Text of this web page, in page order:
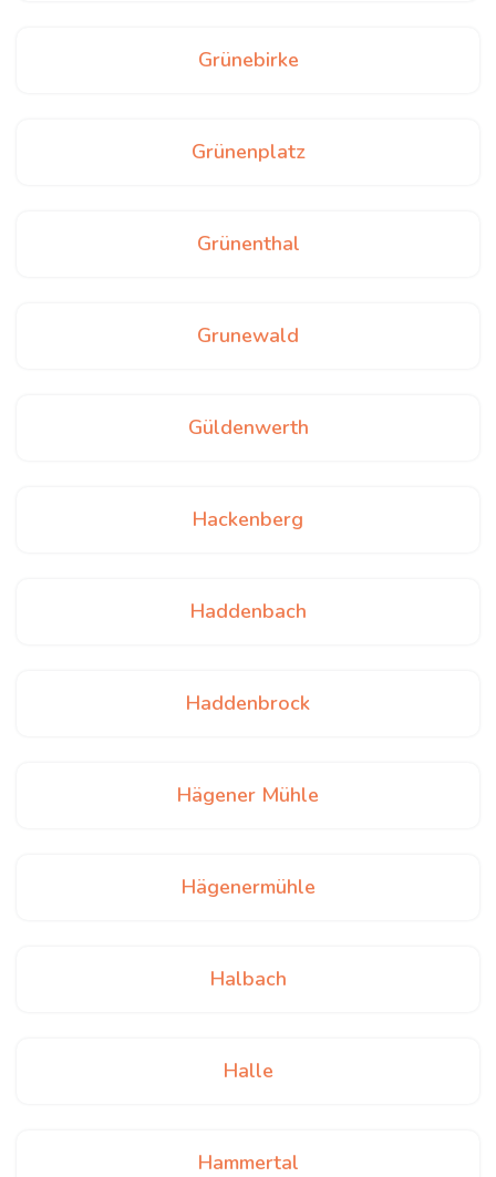
Grünebirke
Grünenplatz
Grünenthal
Grunewald
Güldenwerth
Hackenberg
Haddenbach
Haddenbrock
Hägener Mühle
Hägenermühle
Halbach
Halle
Hammertal